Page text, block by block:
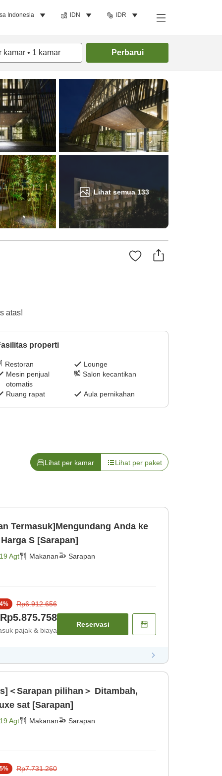
Indonesia IDN IDR
kamar • 1 kamar Perbarui
Lihat semua133
Cari kamar
atas!
properti
Restoran
Lounge
Mesin penjual
otomatis
Salon kecantikan
Ruang rapat Aula pernikahan
Lihat per kamar Lihat per paket
Termasuk]Mengundang Anda ke
S [Sarapan]
19 Agt Makanan Sarapan
% Rp6.912.656
Rp5.875.758
pajak & biaya
Reservasi
＜Sarapan pilihan＞ Ditambah,
sat [Sarapan]
19 Agt Makanan Sarapan
% Rp7.731.260